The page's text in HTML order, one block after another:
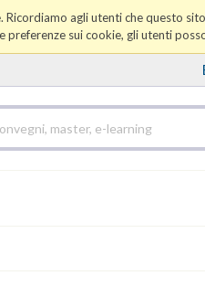
agli utenti che questo
sui cookie, gli utenti